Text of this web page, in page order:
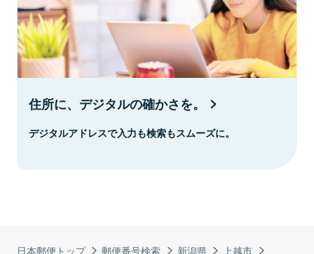
日本郵便トップ 郵便番号検索 新潟県
上越市
住所に、デジタルの確かさを。
デジタルアドレスで入力も検索もスムーズに。